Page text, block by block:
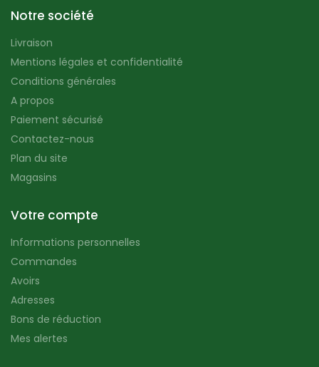
Notre société
Livraison
Mentions légales et confidentialité
Conditions générales
A propos
Paiement sécurisé
Contactez-nous
Plan du site
Magasins
Votre compte
Informations personnelles
Commandes
Avoirs
Adresses
Bons de réduction
Mes alertes